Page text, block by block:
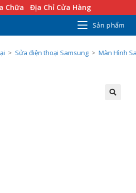
Chữa Địa Chỉ Cửa Hàng
Sản phẩm
> Sửa điện thoại Samsung > Màn Hình